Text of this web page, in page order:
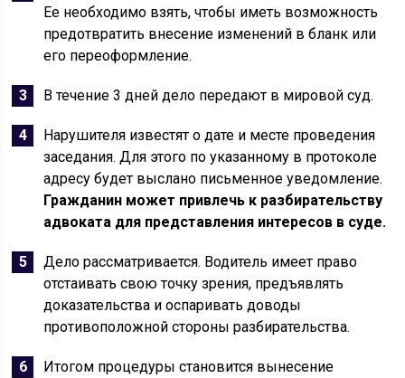
Ее необходимо взять, чтобы иметь возможность
предотвратить внесение изменений в бланк или
его переоформление.
В течение 3 дней дело передают в мировой суд.
Нарушителя известят о дате и месте проведения
заседания. Для этого по указанному в протоколе
адресу будет выслано письменное уведомление.
Гражданин может привлечь к разбирательству
адвоката для представления интересов в суде.
Дело рассматривается. Водитель имеет право
отстаивать свою точку зрения, предъявлять
доказательства и оспаривать доводы
противоположной стороны разбирательства.
Итогом процедуры становится вынесение